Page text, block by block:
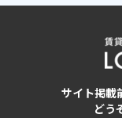
サイト掲載
どう